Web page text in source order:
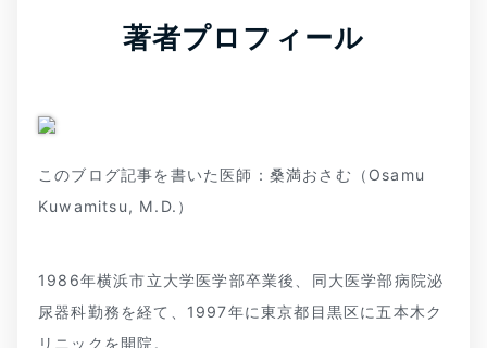
著者プロフィール
このブログ記事を書いた医師：桑満おさむ（Osamu
Kuwamitsu, M.D.）
1986年横浜市立大学医学部卒業後、同大医学部病院泌
尿器科勤務を経て、1997年に東京都目黒区に五本木ク
リニックを開院。